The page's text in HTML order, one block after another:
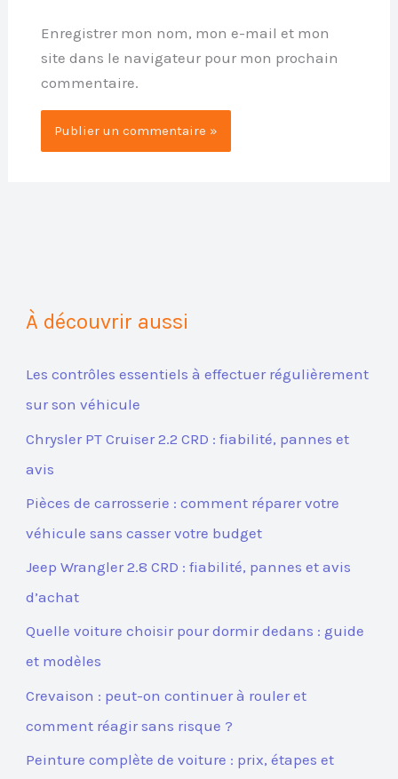
Enregistrer mon nom, mon e-mail et mon
site dans le navigateur pour mon prochain
commentaire.
À découvrir aussi
Les contrôles essentiels à effectuer régulièrement
sur son véhicule
Chrysler PT Cruiser 2.2 CRD : fiabilité, pannes et
avis
Pièces de carrosserie : comment réparer votre
véhicule sans casser votre budget
Jeep Wrangler 2.8 CRD : fiabilité, pannes et avis
d’achat
Quelle voiture choisir pour dormir dedans : guide
et modèles
Crevaison : peut-on continuer à rouler et
comment réagir sans risque ?
Peinture complète de voiture : prix, étapes et